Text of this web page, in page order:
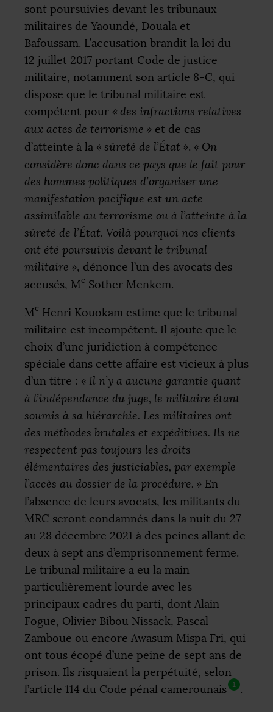
sont poursuivies devant les tribunaux
militaires de Yaoundé, Douala et
Bafoussam. L’accusation brandit la loi du
12 juillet 2017 portant Code de justice
militaire, notamment son article 8-C, qui
dispose que le tribunal militaire est
compétent pour « des infractions relatives
aux actes de terrorisme » et de cas
d’atteinte à la « sûreté de l’État ». « On
considère donc dans ce pays que le fait pour
des hommes politiques d’organiser une
manifestation pacifique est un acte
assimilable au terrorisme ou à l’atteinte à la
sûreté de l’État. Voilà pourquoi nos clients
ont été poursuivis devant le tribunal
militaire », dénonce l’un des avocats des
accusés, Me Sother Menkem.
Me Henri Kouokam estime que le tribunal
militaire est incompétent. Il ajoute que le
choix d’une juridiction à compétence
spéciale dans cette affaire est vicieux à plus
d’un titre : « Il n’y a aucune garantie quant
à l’indépendance du juge, le militaire étant
soumis à sa hiérarchie. Les militaires ont
des méthodes brutales et expéditives. Ils ne
respectent pas toujours les droits
élémentaires des justiciables, par exemple
l’accès au dossier de la procédure. » En
l’absence de leurs avocats, les militants du
MRC seront condamnés dans la nuit du 27
au 28 décembre 2021 à des peines allant de
deux à sept ans d’emprisonnement ferme.
Le tribunal militaire a eu la main
particulièrement lourde avec les
principaux cadres du parti, dont Alain
Fogue, Olivier Bibou Nissack, Pascal
Zamboue ou encore Awasum Mispa Fri, qui
ont tous écopé d’une peine de sept ans de
prison. Ils risquaient la perpétuité, selon
l’article 114 du Code pénal camerounais
1 .